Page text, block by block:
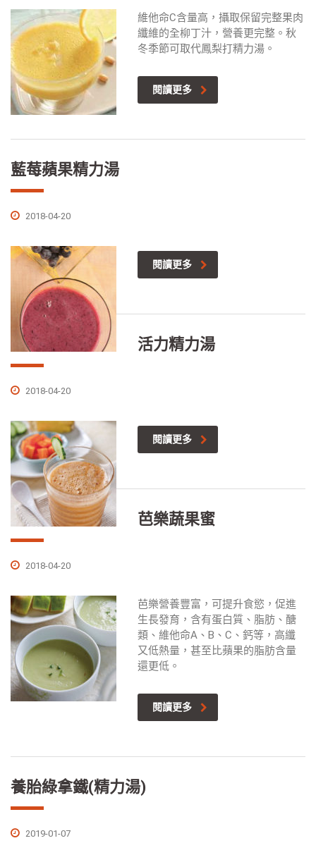
維他命C含量高，攝取保留完整果肉
纖維的全柳丁汁，營養更完整。秋
冬季節可取代鳳梨打精力湯。
閱讀更多
藍莓蘋果精力湯
2018-04-20
閱讀更多
活力精力湯
2018-04-20
閱讀更多
芭樂蔬果蜜
2018-04-20
芭樂營養豐富，可提升食慾，促進
生長發育，含有蛋白質、脂肪、醣
類、維他命A、B、C、鈣等，高纖
又低熱量，甚至比蘋果的脂肪含量
還更低。
閱讀更多
養胎綠拿鐵(精力湯)
2019-01-07